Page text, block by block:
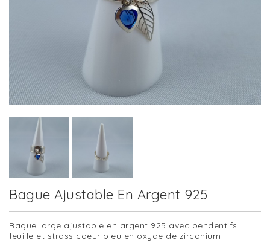
Bague Ajustable En Argent 925
Bague large ajustable en argent 925 avec pendentifs
feuille et strass coeur bleu en oxyde de zirconium